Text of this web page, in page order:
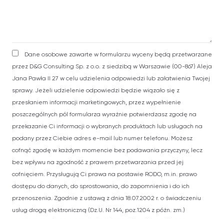
Dane osobowe zawarte w formularzu wyceny będą przetwarzane
przez D&G Consulting Sp. z o.o. z siedzibą w Warszawie (00-867) Aleja
Jana Pawła II 27 w celu udzielenia odpowiedzi lub załatwienia Twojej
sprawy. Jeżeli udzielenie odpowiedzi będzie wiązało się z
przesłaniem informacji marketingowych, przez wypełnienie
poszczególnych pól formularza wyraźnie potwierdzasz zgodę na
przekazanie Ci informacji o wybranych produktach lub usługach na
podany przez Ciebie adres e-mail lub numer telefonu. Możesz
cofnąć zgodę w każdym momencie bez podawania przyczyny, lecz
bez wpływu na zgodność z prawem przetwarzania przed jej
cofnięciem. Przysługują Ci prawa na postawie RODO, m.in. prawo
dostępu do danych, do sprostowania, do zapomnienia i do ich
przenoszenia. Zgodnie z ustawą z dnia 18.07.2002 r. o świadczeniu
usług drogą elektroniczną (Dz.U. Nr 144, poz.1204 z późn. zm.)